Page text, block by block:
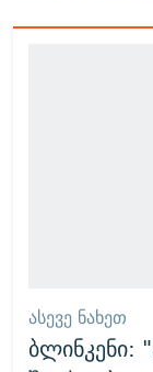
ᲐᲡᲔᲕᲔ ᲜᲐᲮᲔᲗ
ბლინკენი: